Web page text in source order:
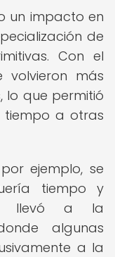
un impacto en
de
Con el
volvieron más
lo que permitió
a otras
ejemplo, se
tiempo y
llevó a la
algunas
a la